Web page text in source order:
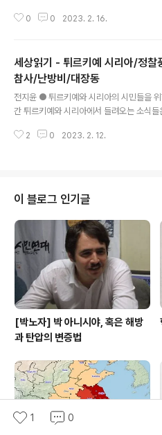
웨이 오슬로에서 사는 러시아계 한국인 교육
다시 옮겨서 실을 수 있도록 허락해 준 것에
다.] ● 우크라이나 침략 1주년: 세계화 이후
조금 있으면 우크라이나 침공의 1주년이 될
우크라이나 주민들에게 지옥과 같았던 이 시
켰습니다. 단순화해서 이야기하면, 구소련에
0 0 2023. 2. 16.
세상읽기 - 튀르키예 시리아/정찰
참사/난방비/대장동
전지윤 ● 튀르키예와 시리아의 시민들을
간 튀르키예와 시리아에서 들려오는 소식들
지금도 무너진 건물 속에서 들려오는 수많은
은 어떠할까. 하루아침에 사라져간 1만여 명
하나하나가 얼마나 많은 소중한 꿈을 담고
한 사람이라도 더 구할 수 있게 되기를 기도
열 정부가 구조 지원을 위해 인력과 자원을
데 제발 빨리 최대한의 지원을 하길 요구하
참극에 대한 튀르키예의 에르도안과..
2 0 2023. 2. 12.
이 블로그 인기글
[박노자] 박 아니시야, 혹은 해방
과 탄압의 변증법
1 0